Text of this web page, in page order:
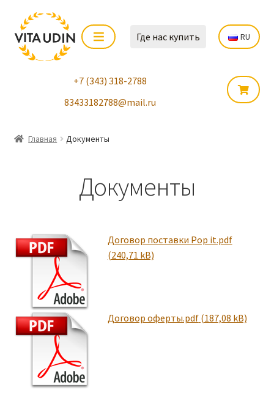
Где нас купить
+7 (343) 318-2788
83433182788@mail.ru
RU
Главная Документы
Документы
Договор поставки Pop it.pdf
Договор оферты.pdf